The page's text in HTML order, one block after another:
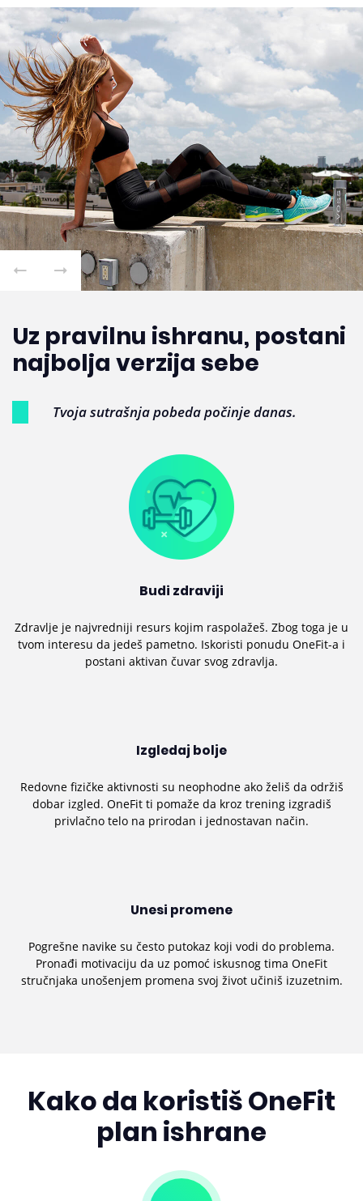
Uz pravilnu ishranu, postani
najbolja verzija sebe
Tvoja sutrašnja pobeda počinje danas.
Budi zdraviji
Zdravlje je najvredniji resurs kojim raspolažeš. Zbog toga je u
tvom interesu da jedeš pametno. Iskoristi ponudu OneFit-a i
postani aktivan čuvar svog zdravlja.
Izgledaj bolje
Redovne fizičke aktivnosti su neophodne ako želiš da održiš
dobar izgled. OneFit ti pomaže da kroz trening izgradiš
privlačno telo na prirodan i jednostavan način.
Unesi promene
Pogrešne navike su često putokaz koji vodi do problema.
Pronađi motivaciju da uz pomoć iskusnog tima OneFit
stručnjaka unošenjem promena svoj život učiniš izuzetnim.
Kako da koristiš OneFit
plan ishrane